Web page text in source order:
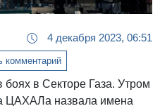
4 декабря 2023, 06:51
комментарий
боях в Секторе Газа. Утром
ЦАХАЛа назвала имена